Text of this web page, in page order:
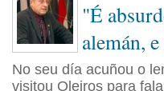
"É
alemán,
No seu día acuñou o
visitou Oleiros para